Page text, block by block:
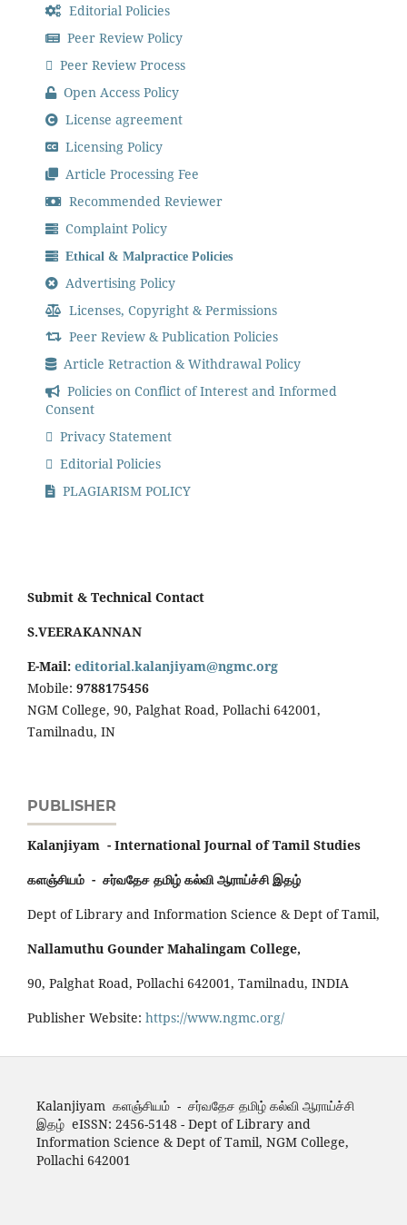
Editorial Policies
Peer Review Policy
Peer Review Process
Open Access Policy
License agreement
Licensing Policy
Article Processing Fee
Recommended Reviewer
Complaint Policy
Ethical & Malpractice Policies
Advertising Policy
Licenses, Copyright & Permissions
Peer Review & Publication Policies
Article Retraction & Withdrawal Policy
Policies on Conflict of Interest and Informed
Consent
Privacy Statement
Editorial Policies
PLAGIARISM POLICY
Submit & Technical Contact
S.VEERAKANNAN
E-Mail: editorial.kalanjiyam@ngmc.org
Mobile: 9788175456
NGM College, 90, Palghat Road, Pollachi 642001,
Tamilnadu, IN
PUBLISHER
Kalanjiyam - International Journal of Tamil Studies
களஞ்சியம் - சர்வதேச தமிழ் கல்வி ஆராய்ச்சி இதழ்
Dept of Library and Information Science & Dept of Tamil,
Nallamuthu Gounder Mahalingam College,
90, Palghat Road, Pollachi 642001, Tamilnadu, INDIA
Publisher Website: https://www.ngmc.org/
Kalanjiyam களஞ்சியம் - சர்வதேச தமிழ் கல்வி ஆராய்ச்சி
இதழ் eISSN: 2456-5148 - Dept of Library and
Information Science & Dept of Tamil, NGM College,
Pollachi 642001